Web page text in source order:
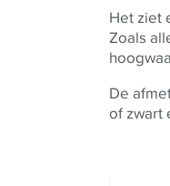
Het ziet
Zoals
De
of zwart